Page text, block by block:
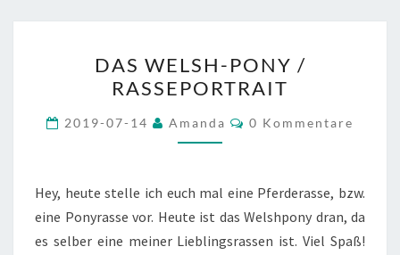
WELSH-
PONY
/
RASSEPORTRAIT
DAS WELSH-PONY /
RASSEPORTRAIT
2019-07-14 Amanda Kommentare
0 Kommentare
Hey, heute stelle ich euch mal eine Pferderasse, bzw.
eine Ponyrasse vor. Heute ist das Welshpony dran, da
es selber eine meiner Lieblingsrassen ist. Viel Spaß!